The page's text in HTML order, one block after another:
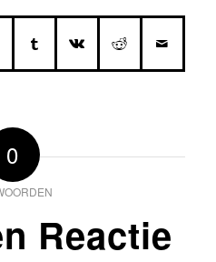
0
Reactie